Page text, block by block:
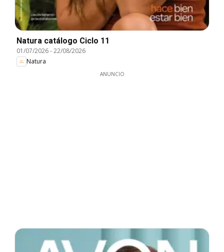
Natura catálogo Ciclo 11
01/07/2026-22/08/2026
Natura
ANUNCIO